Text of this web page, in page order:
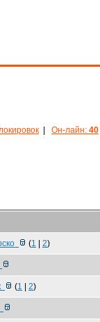
Он-лайн: 40
(1 2)
(1 2)